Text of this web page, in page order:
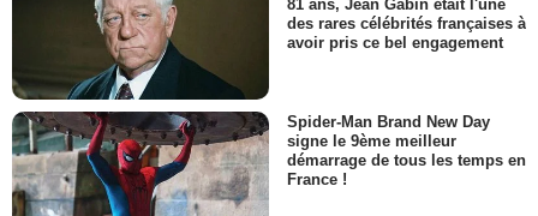
81 ans, Jean Gabin était l'une
des rares célébrités françaises à
avoir pris ce bel engagement
Spider-Man Brand New Day
signe le 9ème meilleur
démarrage de tous les temps en
France !